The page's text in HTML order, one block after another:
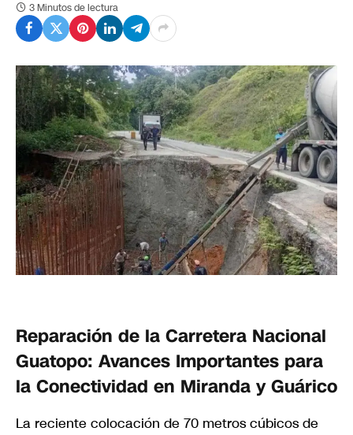
3 Minutos de lectura
Reparación de la Carretera Nacional
Guatopo: Avances Importantes para
la Conectividad en Miranda y Guárico
La reciente colocación de 70 metros cúbicos de